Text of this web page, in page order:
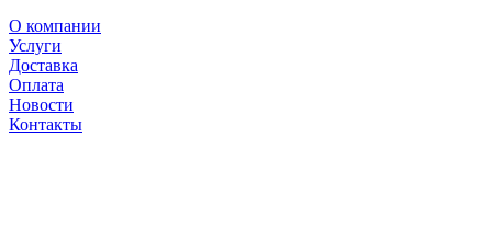
О компании
Услуги
Доставка
Оплата
Новости
Контакты